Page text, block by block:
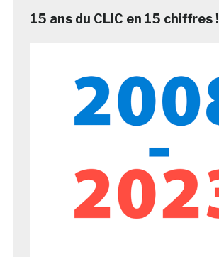
15 ans du CLIC en 15 chiffres !